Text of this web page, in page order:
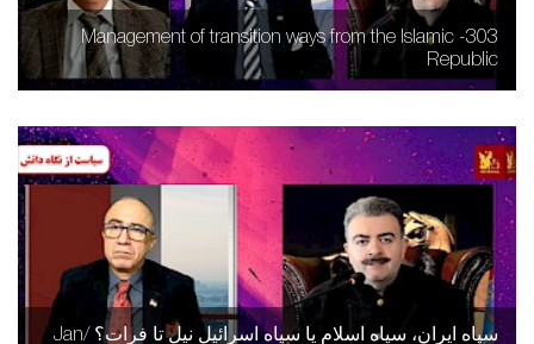
303- Management of transition ways from the Islamic
Republic
سپاه ایران، سپاه اسلام یا سپاه اسرائیل نیل تا فرات؟ /Jan